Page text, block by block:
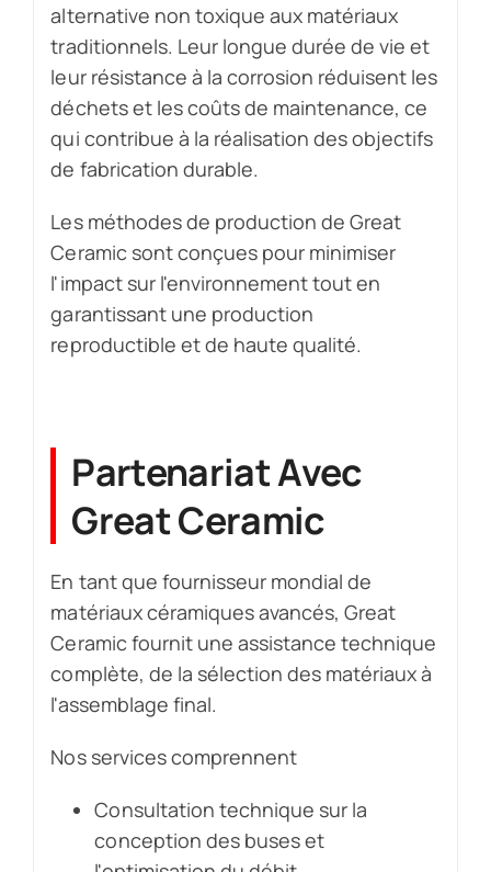
alternative non toxique aux matériaux
traditionnels. Leur longue durée de vie et
leur résistance à la corrosion réduisent les
déchets et les coûts de maintenance, ce
qui contribue à la réalisation des objectifs
de fabrication durable.
Les méthodes de production de Great
Ceramic sont conçues pour minimiser
l'impact sur l'environnement tout en
garantissant une production
reproductible et de haute qualité.
Partenariat Avec
Great Ceramic
En tant que fournisseur mondial de
matériaux céramiques avancés, Great
Ceramic fournit une assistance technique
complète, de la sélection des matériaux à
l'assemblage final.
Nos services comprennent
Consultation technique sur la
conception des buses et